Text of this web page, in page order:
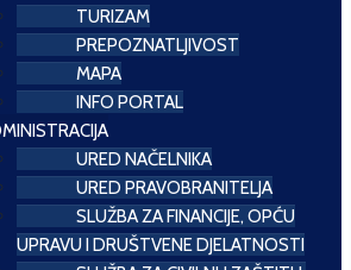
TURIZAM
PREPOZNATLJIVOST
MAPA
INFO PORTAL
URED NAČELNIKA
URED PRAVOBRANITELJA
SLUŽBA ZA FINANCIJE, OPĆU
UPRAVU I DRUŠTVENE DJELATNOSTI